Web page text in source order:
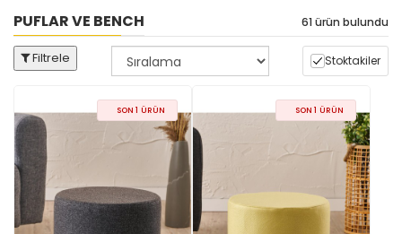
PUFLAR VE BENCH 61 ürün bulundu
Filtrele Stoktakiler
SON 1 ÜRÜN SON 1 ÜRÜN